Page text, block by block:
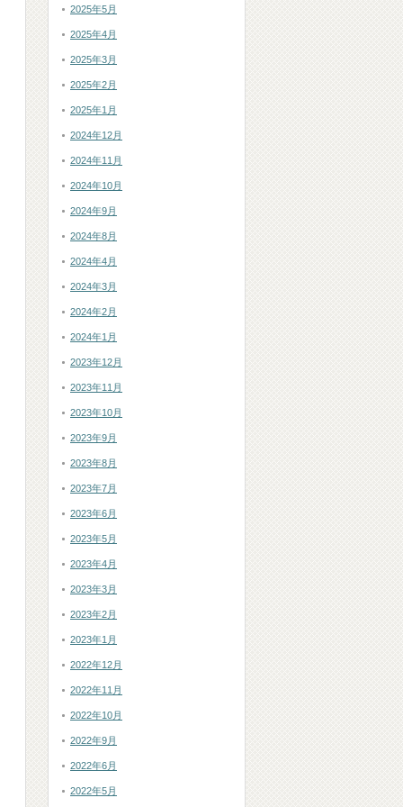
2025年5月
2025年4月
2025年3月
2025年2月
2025年1月
2024年12月
2024年11月
2024年10月
2024年9月
2024年8月
2024年4月
2024年3月
2024年2月
2024年1月
2023年12月
2023年11月
2023年10月
2023年9月
2023年8月
2023年7月
2023年6月
2023年5月
2023年4月
2023年3月
2023年2月
2023年1月
2022年12月
2022年11月
2022年10月
2022年9月
2022年6月
2022年5月